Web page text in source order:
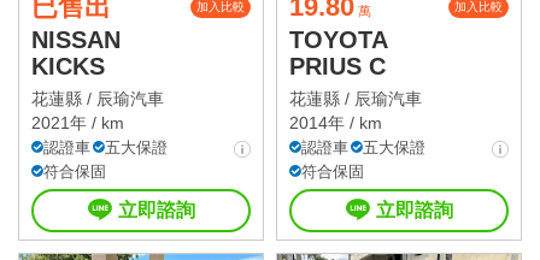
已售出 加入比較
NISSAN
KICKS
花蓮縣 / 辰瑜汽車
2021年 / km
認證車
五大保證
符合保固
立即諮詢
19.80 萬 加入比較
TOYOTA
PRIUS C
花蓮縣 / 辰瑜汽車
2014年 / km
認證車
五大保證
符合保固
立即諮詢